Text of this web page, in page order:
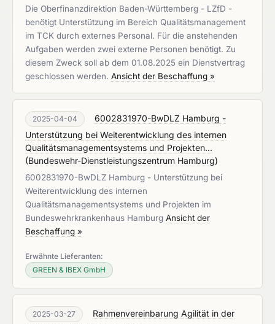
Die Oberfinanzdirektion Baden-Württemberg - LZfD -
benötigt Unterstützung im Bereich Qualitätsmanagement
im TCK durch externes Personal. Für die anstehenden
Aufgaben werden zwei externe Personen benötigt. Zu
diesem Zweck soll ab dem 01.08.2025 ein Dienstvertrag
geschlossen werden. Ansicht der Beschaffung »
2025-04-04
6002831970-BwDLZ Hamburg -
Unterstützung bei Weiterentwicklung des internen
Qualitätsmanagementsystems und Projekten...
(Bundeswehr-Dienstleistungszentrum Hamburg)
6002831970-BwDLZ Hamburg - Unterstützung bei
Weiterentwicklung des internen
Qualitätsmanagementsystems und Projekten im
Bundeswehrkrankenhaus Hamburg Ansicht der
Beschaffung »
Erwähnte Lieferanten:
GREEN & IBEX GmbH
2025-03-27
Rahmenvereinbarung Agilität in der